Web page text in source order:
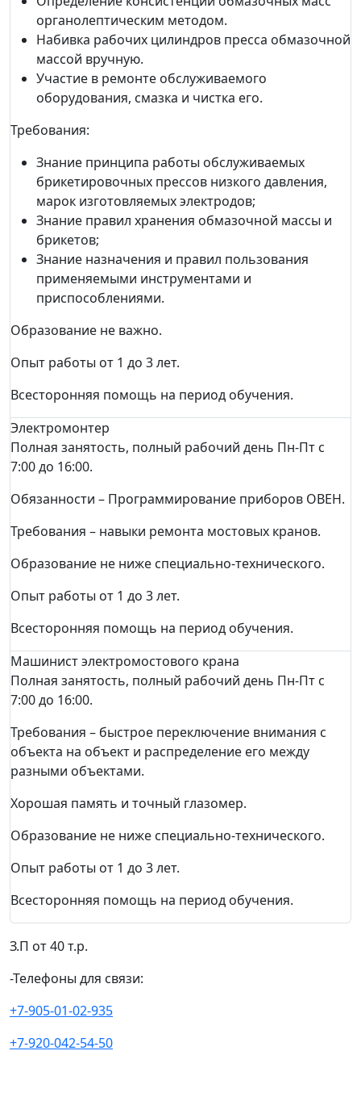
органолептическим методом.
Набивка рабочих цилиндров пресса обмазочной
массой вручную.
Участие в ремонте обслуживаемого
оборудования, смазка и чистка его.
Требования:
Знание принципа работы обслуживаемых
брикетировочных прессов низкого давления,
марок изготовляемых электродов;
Знание правил хранения обмазочной массы и
брикетов;
Знание назначения и правил пользования
применяемыми инструментами и
приспособлениями.
Образование не важно.
Опыт работы от 1 до 3 лет.
Всесторонняя помощь на период обучения.
Электромонтер
Полная занятость, полный рабочий день Пн-Пт с
7:00 до 16:00.
Обязанности – Программирование приборов ОВЕН.
Требования – навыки ремонта мостовых кранов.
Образование не ниже специально-технического.
Опыт работы от 1 до 3 лет.
Всесторонняя помощь на период обучения.
Машинист электромостового крана
Полная занятость, полный рабочий день Пн-Пт с
7:00 до 16:00.
Требования – быстрое переключение внимания с
объекта на объект и распределение его между
разными объектами.
Хорошая память и точный глазомер.
Образование не ниже специально-технического.
Опыт работы от 1 до 3 лет.
Всесторонняя помощь на период обучения.
З.П от 40 т.р.
-Телефоны для связи:
+7-905-01-02-935
+7-920-042-54-50